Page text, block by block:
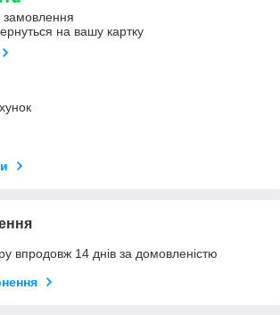
замовлення
на вашу картку
впродовж 14 днів за домовленістю